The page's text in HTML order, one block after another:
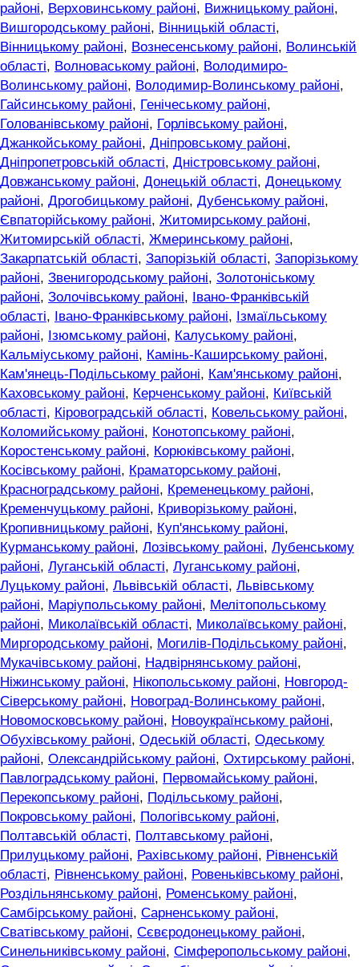
районі, Верховинському районі, Вижницькому районі,
Вишгородському районі, Вінницькій області,
Вінницькому районі, Вознесенському районі, Волинській
області, Волноваському районі, Володимиро-
Волинському районі, Володимир-Волинському районі,
Гайсинському районі, Генічеському районі,
Голованівському районі, Горлівському районі,
Джанкойському районі, Дніпровському районі,
Дніпропетровській області, Дністровському районі,
Довжанському районі, Донецькій області, Донецькому
районі, Дрогобицькому районі, Дубенському районі,
Євпаторійському районі, Житомирському районі,
Житомирській області, Жмеринському районі,
Закарпатській області, Запорізькій області, Запорізькому
районі, Звенигородському районі, Золотоніському
районі, Золочівському районі,
Івано-Франківській
області, Івано-Франківському районі, Ізмаїльському
районі, Ізюмському районі, Калуському районі,
Кальміуському районі, Камінь-Каширському районі,
Кам'янець-Подільському районі, Кам'янському районі,
Каховському районі, Керченському районі, Київській
області, Кіровоградській області, Ковельському районі,
Коломийському районі, Конотопському районі,
Коростенському районі, Корюківському районі,
Косівському районі, Краматорському районі,
Красноградському районі, Кременецькому районі,
Кременчуцькому районі, Криворізькому районі,
Кропивницькому районі, Куп'янському районі,
Курманському районі, Лозівському районі, Лубенському
районі, Луганській області, Луганському районі,
Луцькому районі, Львівській області, Львівському
районі, Маріупольському районі, Мелітопольському
районі, Миколаївській області, Миколаївському районі,
Миргородському районі, Могилів-Подільському районі,
Мукачівському районі, Надвірнянському районі,
Ніжинському районі, Нікопольському районі, Новгород-
Сіверському районі, Новоград-Волинському районі,
Новомосковському районі, Новоукраїнському районі,
Обухівському районі, Одеській області, Одеському
районі, Олександрійському районі, Охтирському районі,
Павлоградському районі, Первомайському районі,
Перекопському районі, Подільському районі,
Покровському районі, Пологівському районі,
Полтавській області, Полтавському районі,
Прилуцькому районі, Рахівському районі, Рівненській
області, Рівненському районі, Ровеньківському районі,
Роздільнянському районі, Роменському районі,
Самбірському районі, Сарненському районі,
Сватівському районі, Сєвєродонецькому районі,
Синельниківському районі, Сімферопольському районі,